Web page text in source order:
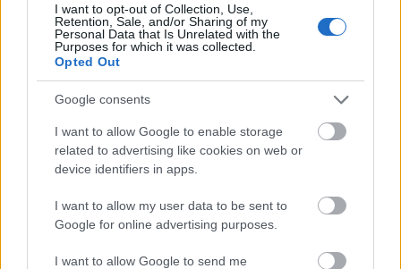
I want to opt-out of Collection, Use,
Retention, Sale, and/or Sharing of my
Personal Data that Is Unrelated with the
Purposes for which it was collected.
Opted Out
Google consents
I want to allow Google to enable storage
related to advertising like cookies on web or
device identifiers in apps.
I want to allow my user data to be sent to
Google for online advertising purposes.
I want to allow Google to send me
Túlfogyasztás napja - július 30-ra
felhasználta az emberiség a Föld egész
BEINDULT AZ ŐSZIBARACKSZEZON,
SZEPTEMBERIG ÉLVEZHETJÜK